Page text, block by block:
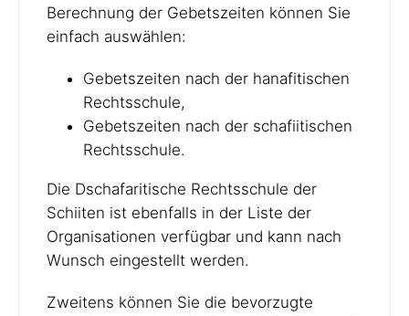
Berechnung der Gebetszeiten können Sie
einfach auswählen:
Gebetszeiten nach der hanafitischen
Rechtsschule,
Gebetszeiten nach der schafiitischen
Rechtsschule.
Die Dschafaritische Rechtsschule der
Schiiten ist ebenfalls in der Liste der
Organisationen verfügbar und kann nach
Wunsch eingestellt werden.
Zweitens können Sie die bevorzugte